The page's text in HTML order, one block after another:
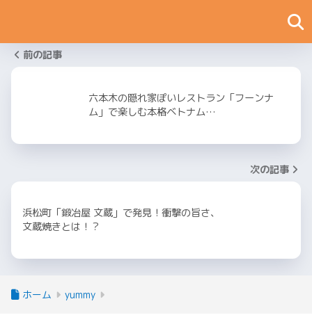
前の記事
六本木の隠れ家ぽいレストラン「フーンナ
ム」で楽しむ本格ベトナム…
次の記事
浜松町「鍛冶屋 文蔵」で発見！衝撃の旨さ、
文蔵焼きとは！？
ホーム yummy